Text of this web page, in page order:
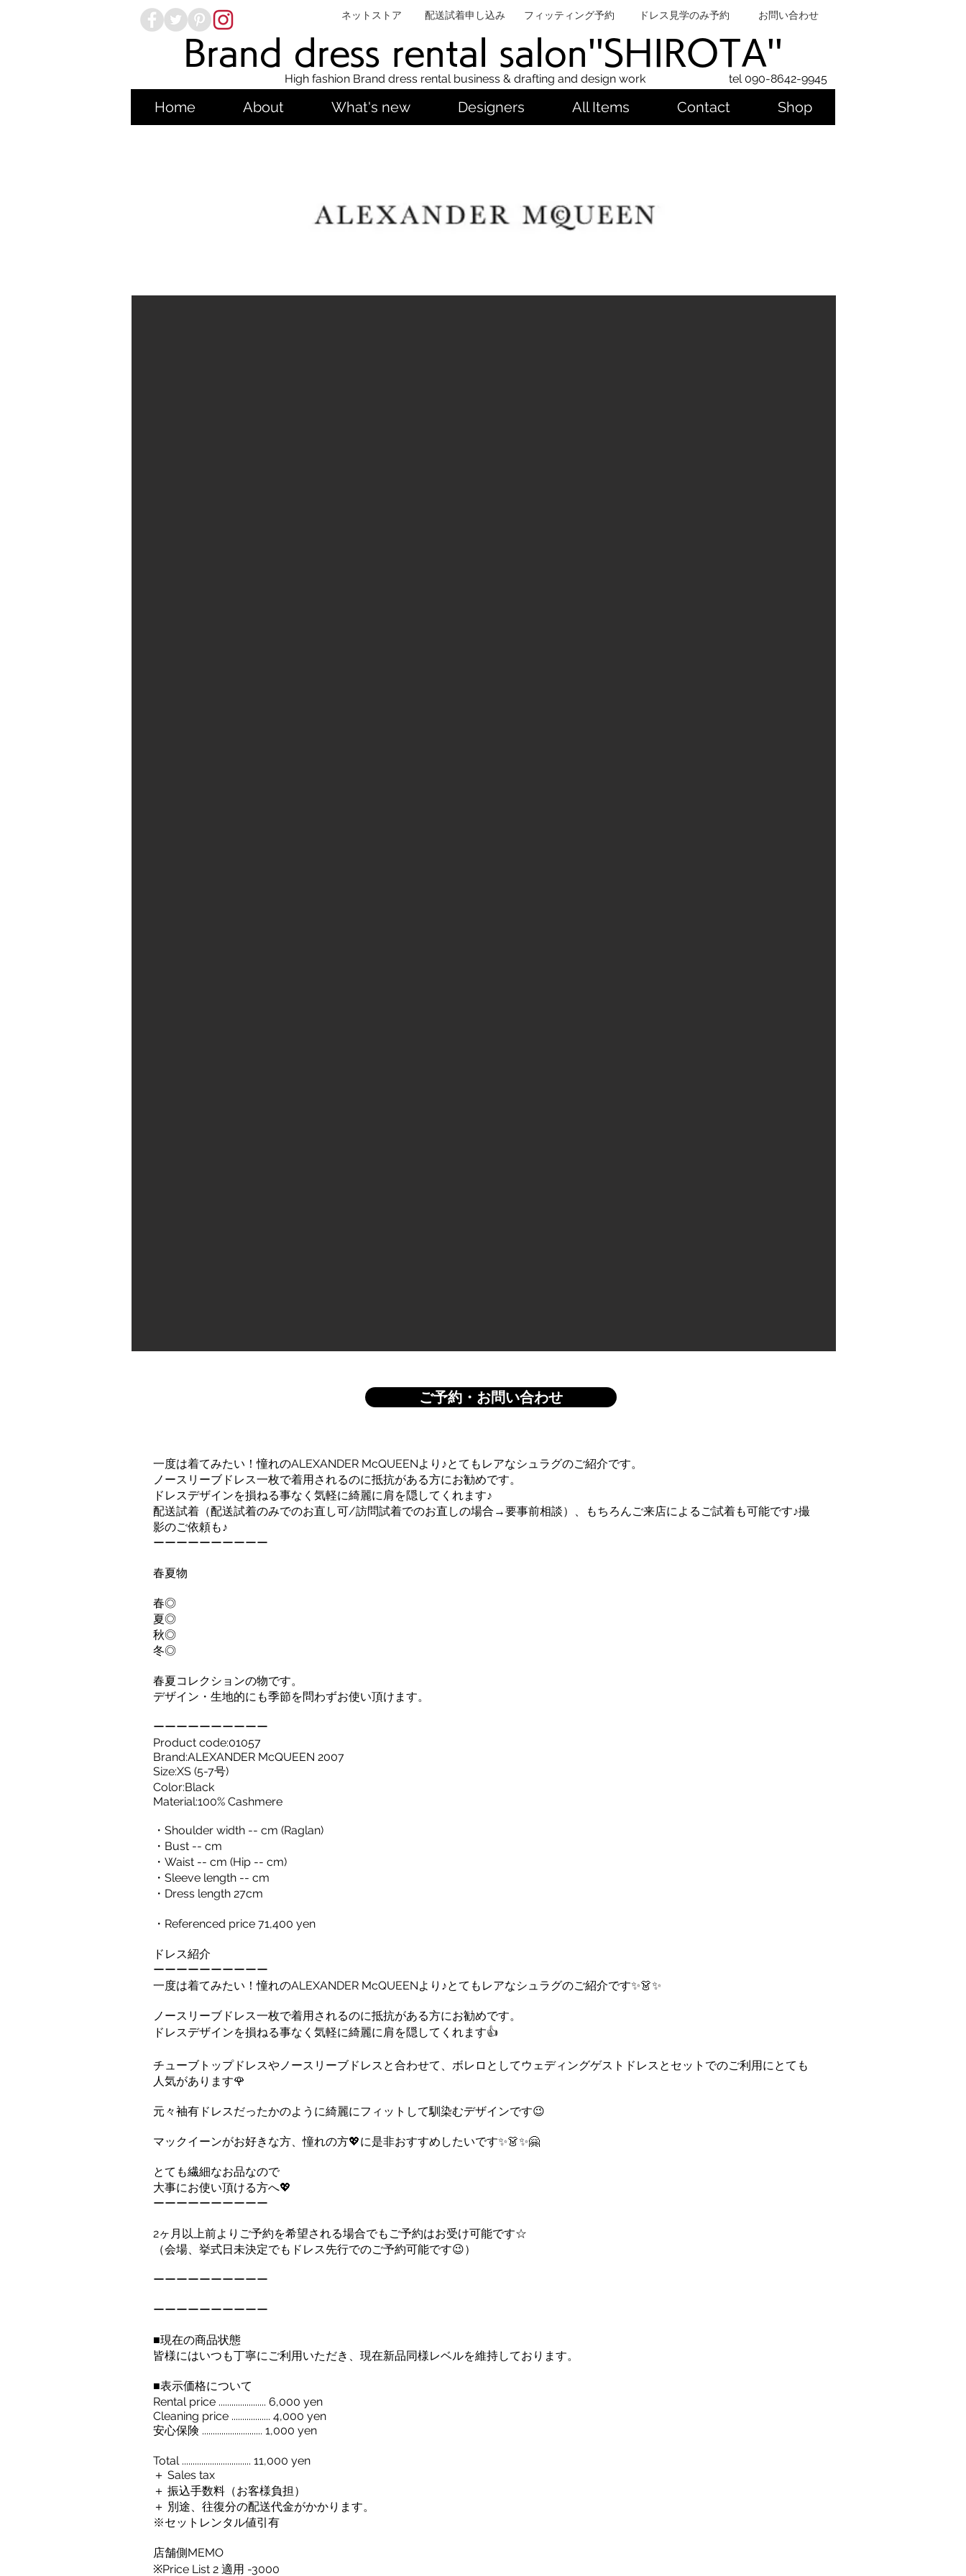
ネットストア 配送試着申し込み フィッティング予約 ドレス見学のみ予約 お問い合わせ
Brand dress rental salon''SHIROTA''
High fashion Brand dress rental business & drafting and design work tel 090-8642-9945
Home About What's new Designers All Items Contact Shop
ご予約・お問い合わせ
一度は着てみたい！憧れのALEXANDER McQUEENより♪とてもレアなシュラグのご紹介です。
ノースリーブドレス一枚で着用されるのに抵抗がある方にお勧めです。
ドレスデザインを損ねる事なく気軽に綺麗に肩を隠してくれます♪
配送試着（配送試着のみでのお直し可/訪問試着でのお直しの場合→要事前相談）、もちろんご来店によるご試着も可能です♪撮
影のご依頼も♪
ーーーーーーーーーー
春夏物
春◎
夏◎
秋◎
冬◎
春夏コレクションの物です。
デザイン・生地的にも季節を問わずお使い頂けます。
ーーーーーーーーーー
Product code:01057
Brand:ALEXANDER McQUEEN 2007
Size:XS (5-7号)
Color:Black
Material:100% Cashmere
・Shoulder width -- cm (Raglan)
・Bust -- cm
・Waist -- cm (Hip -- cm)
・Sleeve length -- cm
・Dress length 27cm
・Referenced price 71,400 yen
ドレス紹介
ーーーーーーーーーー
一度は着てみたい！憧れのALEXANDER McQUEENより♪とてもレアなシュラグのご紹介です✨👗✨
ノースリーブドレス一枚で着用されるのに抵抗がある方にお勧めです。
ドレスデザインを損ねる事なく気軽に綺麗に肩を隠してくれます👍
チューブトップドレスやノースリーブドレスと合わせて、ボレロとしてウェディングゲストドレスとセットでのご利用にとても
人気があります🌹
元々袖有ドレスだったかのように綺麗にフィットして馴染むデザインです😉
マックイーンがお好きな方、憧れの方💖に是非おすすめしたいです✨👗✨🤗 ㅤㅤ
とても繊細なお品なので
大事にお使い頂ける方へ💖
ーーーーーーーーーー
2ヶ月以上前よりご予約を希望される場合でもご予約はお受け可能です☆
（会場、挙式日未決定でもドレス先行でのご予約可能です😉）
ーーーーーーーーーー
ーーーーーーーーーー
■現在の商品状態
皆様にはいつも丁寧にご利用いただき、現在新品同様レベルを維持しております。
■表示価格について
Rental price ...................... 6,000 yen
Cleaning price .................. 4,000 yen
安心保険 ............................ 1,000 yen
Total ................................ 11,000 yen
＋ Sales tax
＋ 振込手数料（お客様負担）
＋ 別途、往復分の配送代金がかかります。
※セットレンタル値引有
店舗側MEMO
※Price List 2 適用 -3000